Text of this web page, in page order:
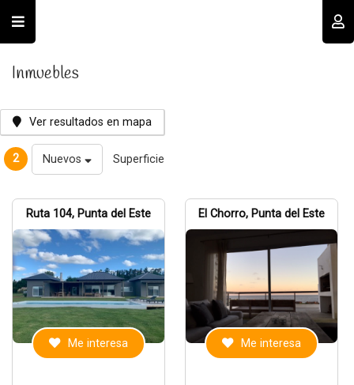
Recordar datos
INGRESAR
Olvidé mi clave Registro
Inmuebles
Ver resultados en mapa
2 Nuevos Superficie
Ruta 104, Punta del Este
Me interesa
El Chorro, Punta del Este
Me interesa